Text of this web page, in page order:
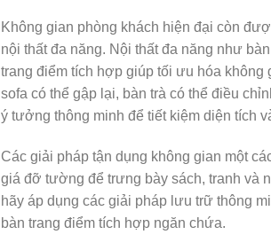
Không gian phòng khách hiện đại còn
nội thất đa năng. Nội thất đa năng như
trang điểm tích hợp giúp tối ưu hóa
sofa có thể gập lại, bàn trà có thể điều
ý tưởng thông minh để tiết kiệm diện tích
Các giải pháp tận dụng không gian một
giá đỡ tường để trưng bày sách, tranh và
hãy áp dụng các giải pháp lưu trữ thông
bàn trang điểm tích hợp ngăn chứa.